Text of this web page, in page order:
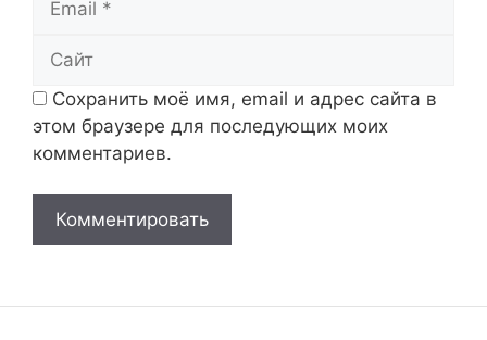
Сохранить моё имя, email и адрес сайта в
этом браузере для последующих моих
комментариев.